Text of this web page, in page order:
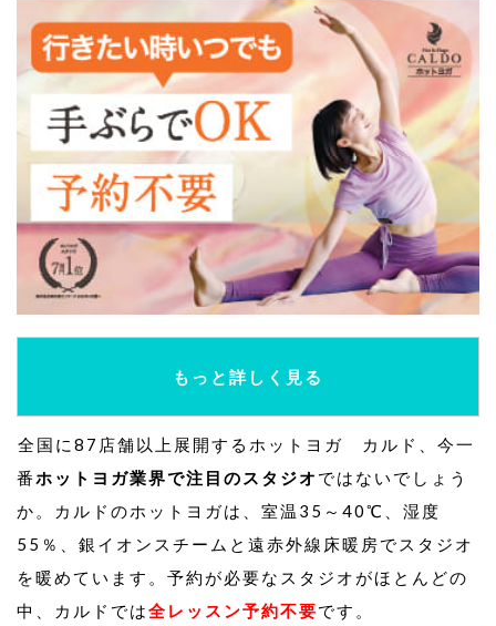
もっと詳しく見る
全国に87店舗以上展開するホットヨガ カルド、今一
番ホットヨガ業界で注目のスタジオ ではないでしょう
か。カルドのホットヨガは、室温35～40℃、湿度
55％、銀イオンスチームと遠赤外線床暖房でスタジオ
を暖めています。予約が必要なスタジオがほとんどの
中、カルドでは全レッスン予約不要です。